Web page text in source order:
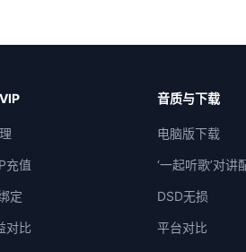
充值
定
对比
音质与下载
电脑版下载
‘一起听歌’对讲
DSD无损
平台对比